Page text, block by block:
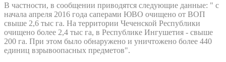
В частности, в сообщении приводятся следующие данные: " с
начала апреля 2016 года саперами ЮВО очищено от ВОП
свыше 2,6 тыс га. На территории Чеченской Республики
очищено более 2,4 тыс га, в Республике Ингушетия - свыше
200 га. При этом было обнаружено и уничтожено более 440
единиц взрывоопасных предметов".